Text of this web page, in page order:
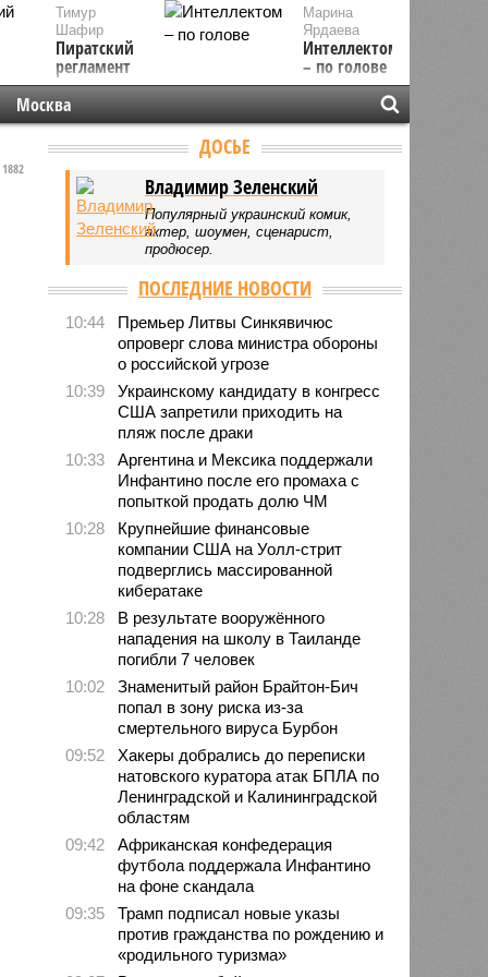
Марина
Ярдаева
Интеллектом
– по голове
Тимур
Шафир
Пиратский
регламент
Москва
1882
ДОСЬЕ
Владимир Зеленский
Популярный украинский комик,
актер, шоумен, сценарист,
продюсер.
ПОСЛЕДНИЕ НОВОСТИ
10:44
Премьер Литвы Синкявичюс
опроверг слова министра обороны
о российской угрозе
10:39
Украинскому кандидату в конгресс
США запретили приходить на
пляж после драки
10:33
Аргентина и Мексика поддержали
Инфантино после его промаха с
попыткой продать долю ЧМ
10:28
Крупнейшие финансовые
компании США на Уолл-стрит
подверглись массированной
кибератаке
10:28
В результате вооружённого
нападения на школу в Таиланде
погибли 7 человек
10:02
Знаменитый район Брайтон-Бич
попал в зону риска из-за
смертельного вируса Бурбон
09:52
Хакеры добрались до переписки
натовского куратора атак БПЛА по
Ленинградской и Калининградской
областям
09:42
Африканская конфедерация
футбола поддержала Инфантино
на фоне скандала
09:35
Трамп подписал новые указы
против гражданства по рождению и
«родильного туризма»